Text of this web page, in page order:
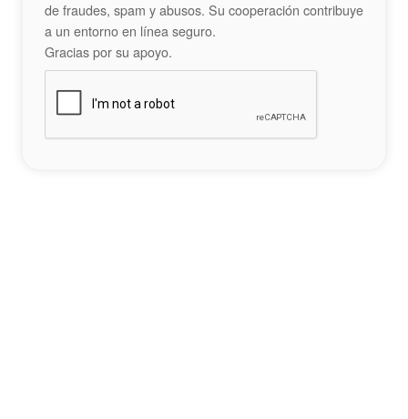
de fraudes, spam y abusos. Su cooperación contribuye
a un entorno en línea seguro.
Gracias por su apoyo.